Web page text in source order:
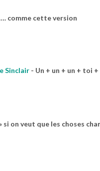
comme cette version
Sinclair - Un + un + un + toi
on veut que les choses